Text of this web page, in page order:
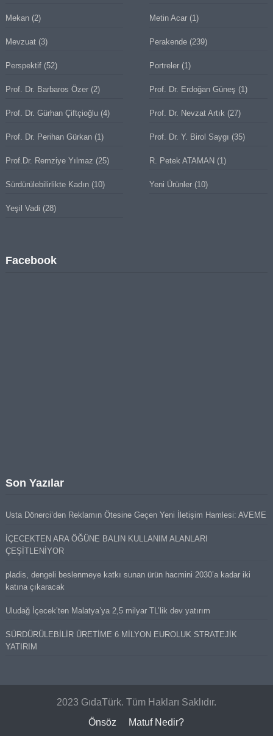
Mekan(2) Metin Acar (1)
Mevzuat(3) Perakende (239)
Perspektif(52) Portreler (1)
Prof. Dr. Barbaros Özer(2) Prof. Dr. Erdoğan Güneş (1)
Prof. Dr. Gürhan Çiftçioğlu(4) Prof. Dr. Nevzat Artık (27)
Prof. Dr. Perihan Gürkan(1) Prof. Dr. Y. Birol Saygı (35)
Prof.Dr. Remziye Yılmaz (25) R. Petek ATAMAN (1)
Sürdürülebilirlikte Kadın(10) Yeni Ürünler (10)
Yeşil Vadi (28)
Facebook
Son Yazılar
Usta Dönerci’den Reklamın Ötesine Geçen Yeni İletişim Hamlesi: AVEME
İÇECEKTEN ARA ÖĞÜNE BALIN KULLANIM ALANLARI
ÇEŞİTLENİYOR
pladis, dengeli beslenmeye katkı sunan ürün hacmini 2030’a kadar iki
katına çıkaracak
Uludağ İçecek’ten Malatya’ya 2,5 milyar TL’lik dev yatırım
SÜRDÜRÜLEBİLİR ÜRETİME 6 MİLYON EUROLUK STRATEJİK
YATIRIM
2023 GıdaTürk. Tüm Hakları Saklıdır.
Önsöz
Matuf Nedir?